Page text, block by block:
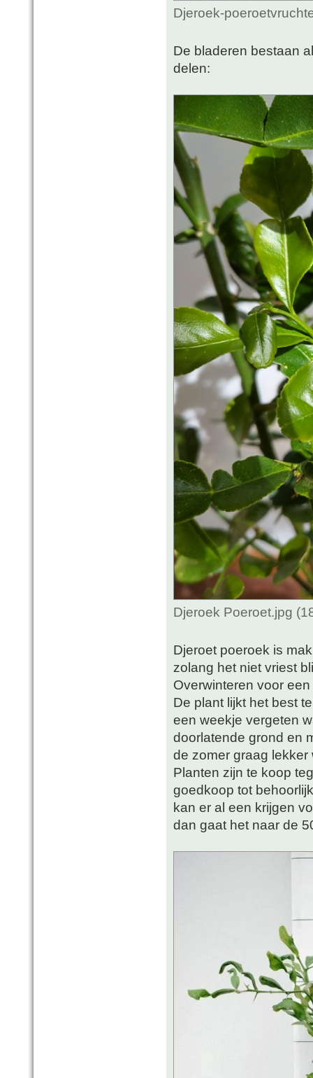
Djeroek-
De bladeren bestaan
delen:
Djeroek Poeroet.jpg
Djeroet poeroek is
zolang het niet vriest
Overwinteren voor
De plant lijkt het best
een weekje vergeten
doorlatende grond en
de zomer graag lekker
Planten zijn te koop
goedkoop tot
kan er al een krijgen
dan gaat het naar de